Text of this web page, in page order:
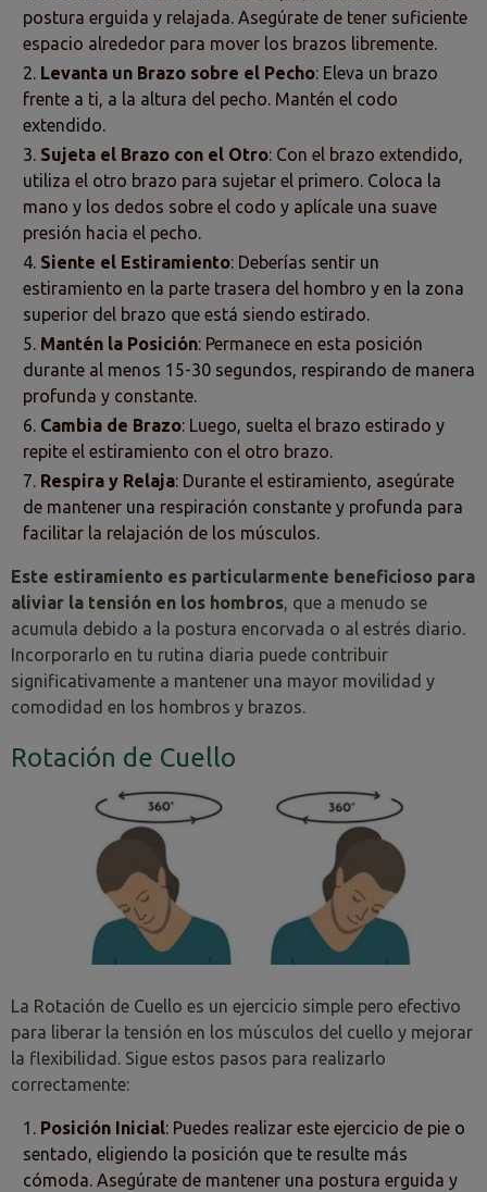
postura erguida y relajada. Asegúrate de tener suficiente
espacio alrededor para mover los brazos libremente.
Levanta un Brazo sobre el Pecho: Eleva un brazo
frente a ti, a la altura del pecho. Mantén el codo
extendido.
Sujeta el Brazo con el Otro: Con el brazo extendido,
utiliza el otro brazo para sujetar el primero. Coloca la
mano y los dedos sobre el codo y aplícale una suave
presión hacia el pecho.
Siente el Estiramiento: Deberías sentir un
estiramiento en la parte trasera del hombro y en la zona
superior del brazo que está siendo estirado.
Mantén la Posición: Permanece en esta posición
durante al menos 15-30 segundos, respirando de manera
profunda y constante.
Cambia de Brazo: Luego, suelta el brazo estirado y
repite el estiramiento con el otro brazo.
Respira y Relaja: Durante el estiramiento, asegúrate
de mantener una respiración constante y profunda para
facilitar la relajación de los músculos.
Este estiramiento es particularmente beneficioso para
aliviar la tensión en los hombros , que a menudo se
acumula debido a la postura encorvada o al estrés diario.
Incorporarlo en tu rutina diaria puede contribuir
significativamente a mantener una mayor movilidad y
comodidad en los hombros y brazos.
Rotación de Cuello
La Rotación de Cuello es un ejercicio simple pero efectivo
para liberar la tensión en los músculos del cuello y mejorar
la flexibilidad. Sigue estos pasos para realizarlo
correctamente:
Posición Inicial: Puedes realizar este ejercicio de pie o
sentado, eligiendo la posición que te resulte más
cómoda. Asegúrate de mantener una postura erguida y